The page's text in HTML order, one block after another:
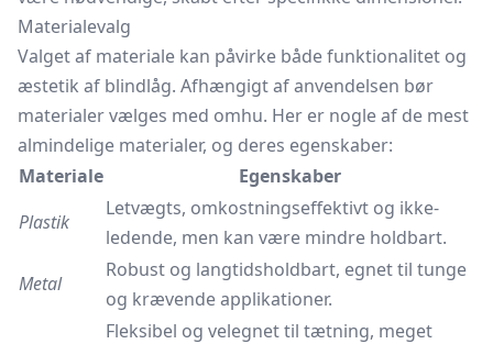
Materialevalg
Valget af materiale kan påvirke både funktionalitet og
æstetik af blindlåg. Afhængigt af anvendelsen bør
materialer vælges med omhu. Her er nogle af de mest
almindelige materialer, og deres egenskaber:
Materiale
Egenskaber
Plastik
Letvægts, omkostningseffektivt og ikke-
ledende, men kan være mindre holdbart.
Metal
Robust og langtidsholdbart, egnet til tunge
og krævende applikationer.
Fleksibel og velegnet til tætning, meget